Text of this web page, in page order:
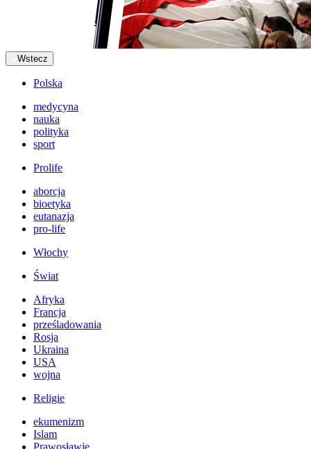
Wstecz
Polska
medycyna
nauka
polityka
sport
Prolife
aborcja
bioetyka
eutanazja
pro-life
Włochy
Świat
Afryka
Francja
prześladowania
Rosja
Ukraina
USA
wojna
Religie
ekumenizm
Islam
Prawosławie